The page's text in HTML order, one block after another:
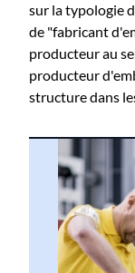
sur la typologie
de "fabricant
producteur au
producteur
structure dans